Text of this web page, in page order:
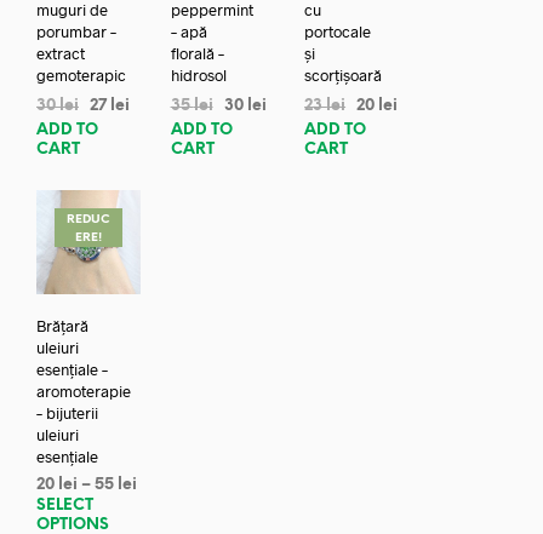
muguri de
porumbar –
extract
gemoterapic
30lei 27 lei
ADD TO
CART
peppermint
– apă
florală –
hidrosol
35lei 30 lei
ADD TO
CART
cu
portocale
și
scorțișoară
23lei 20 lei
ADD TO
CART
REDUC
ERE!
Brățară
uleiuri
esențiale –
aromoterapie
– bijuterii
uleiuri
esențiale
20 lei – 55 lei
SELECT
OPTIONS